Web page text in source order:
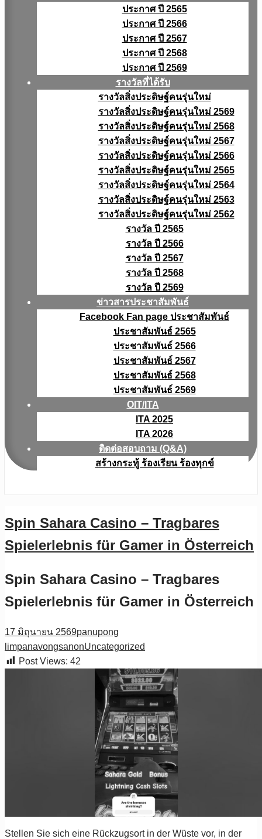
ประกาศ ปี 2565
ประกาศ ปี 2566
ประกาศ ปี 2567
ประกาศ ปี 2568
ประกาศ ปี 2569
รางวัลที่ได้รับ
รางวัลสิ่งประดิษฐ์คนรุ่นใหม่
รางวัลสิ่งประดิษฐ์คนรุ่นใหม่ 2569
รางวัลสิ่งประดิษฐ์คนรุ่นใหม่ 2568
รางวัลสิ่งประดิษฐ์คนรุ่นใหม่ 2567
รางวัลสิ่งประดิษฐ์คนรุ่นใหม่ 2566
รางวัลสิ่งประดิษฐ์คนรุ่นใหม่ 2565
รางวัลสิ่งประดิษฐ์คนรุ่นใหม่ 2564
รางวัลสิ่งประดิษฐ์คนรุ่นใหม่ 2563
รางวัลสิ่งประดิษฐ์คนรุ่นใหม่ 2562
รางวัล ปี 2565
รางวัล ปี 2566
รางวัล ปี 2567
รางวัล ปี 2568
รางวัล ปี 2569
ข่าวสารประชาสัมพันธ์
Facebook Fan page ประชาสัมพันธ์
ประชาสัมพันธ์ 2565
ประชาสัมพันธ์ 2566
ประชาสัมพันธ์ 2567
ประชาสัมพันธ์ 2568
ประชาสัมพันธ์ 2569
OIT/ITA
ITA 2025
ITA 2026
ติดต่อสอบถาม (Q&A)
สร้างกระทู้ ร้องเรียน ร้องทุกข์
Spin Sahara Casino – Tragbares
Spielerlebnis für Gamer in Österreich
Spin Sahara Casino – Tragbares
Spielerlebnis für Gamer in Österreich
17 มิถุนายน 2569panupong
limpanavongsanonUncategorized
Post Views: 42
Stellen Sie sich eine Rückzugsort in der Wüste vor, in der